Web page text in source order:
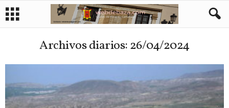
Archivos diarios: 26/04/2024